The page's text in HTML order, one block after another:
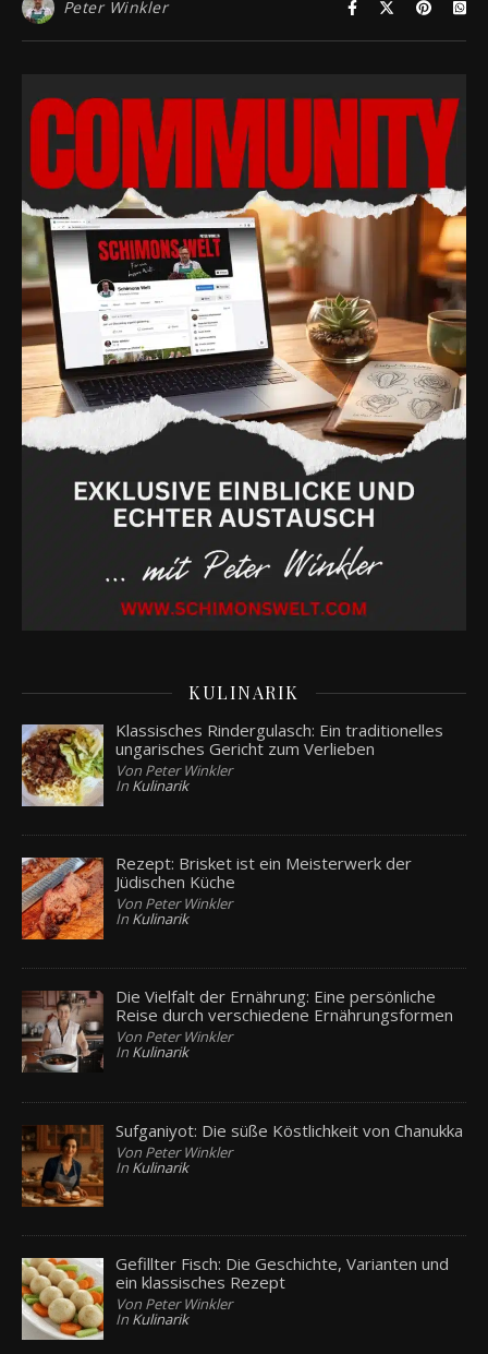
Peter Winkler
KULINARIK
Klassisches Rindergulasch: Ein traditionelles
ungarisches Gericht zum Verlieben
Von Peter Winkler
In Kulinarik
Rezept: Brisket ist ein Meisterwerk der
Jüdischen Küche
Von Peter Winkler
In Kulinarik
Die Vielfalt der Ernährung: Eine persönliche
Reise durch verschiedene Ernährungsformen
Von Peter Winkler
In Kulinarik
Sufganiyot: Die süße Köstlichkeit von Chanukka
Von Peter Winkler
In Kulinarik
Gefillter Fisch: Die Geschichte, Varianten und
ein klassisches Rezept
Von Peter Winkler
In Kulinarik